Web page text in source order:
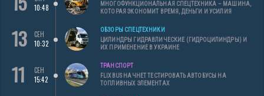
10:48
МНОГОФУНКЦИОНАЛЬНАЯ СПЕЦТЕХНИКА – МАШИНА,
КОТОРАЯ ЭКОНОМИТ ВРЕМЯ, ДЕНЬГИ И УСИЛИЯ
13
СЕН
10:32
ОБЗОРЫ СПЕЦТЕХНИКИ
ЦИЛИНДРЫ ГИДРАВЛИЧЕСКИЕ (ГИДРОЦИЛИНДРЫ) И
ИХ ПРИМЕНЕНИЕ В УКРАИНЕ
11
СЕН
15:42
ТРАНСПОРТ
FLIXBUS НАЧНЕТ ТЕСТИРОВАТЬ АВТОБУСЫ НА
ТОПЛИВНЫХ ЭЛЕМЕНТАХ